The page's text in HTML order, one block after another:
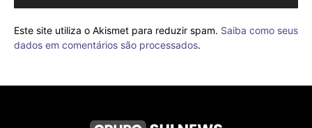
Este site utiliza o Akismet para reduzir spam. Saiba como seus
dados em comentários são processados.